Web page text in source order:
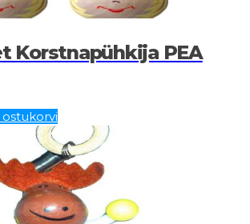
Korstnapühkija PEA
ostukorvi